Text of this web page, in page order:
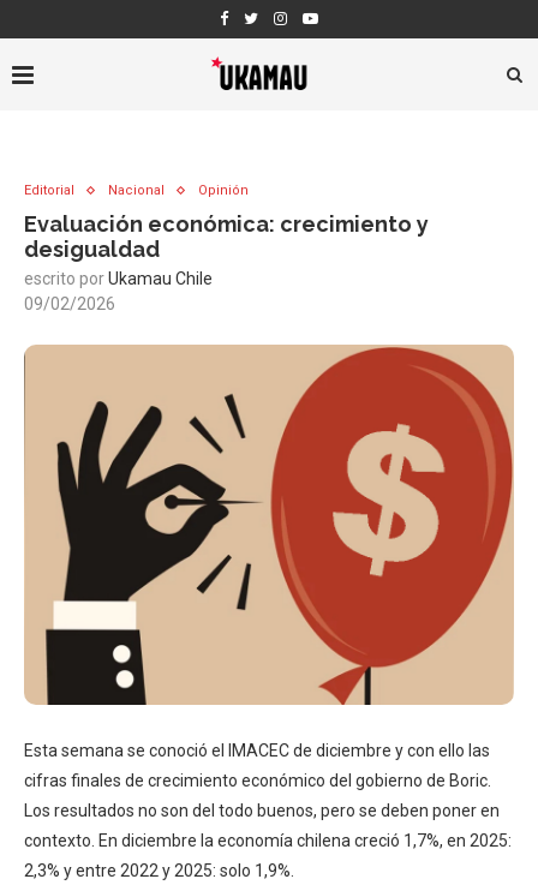
Editorial Nacional Opinión
Evaluación económica: crecimiento y
desigualdad
escrito porUkamau Chile
09/02/2026
Esta semana se conoció el IMACEC de diciembre y con ello las
cifras finales de crecimiento económico del gobierno de Boric.
Los resultados no son del todo buenos, pero se deben poner en
contexto. En diciembre la economía chilena creció 1,7%, en 2025:
2,3% y entre 2022 y 2025: solo 1,9%.